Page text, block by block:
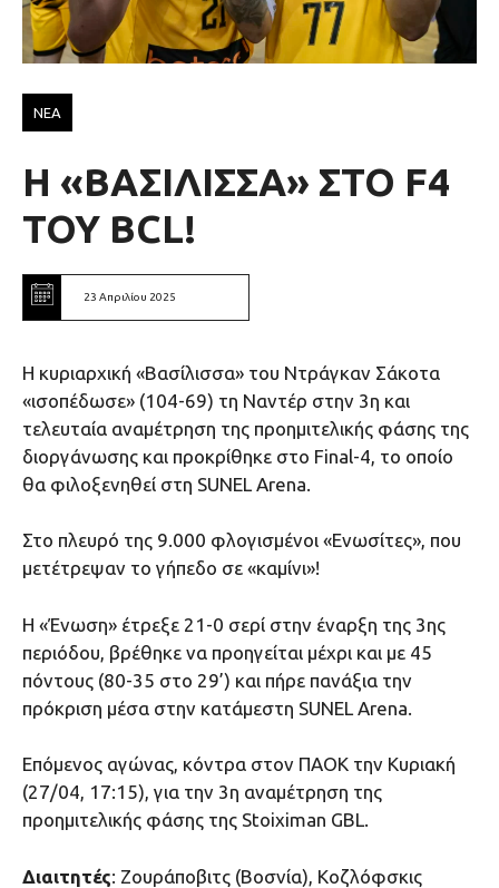
ΝΕΑ
Η «ΒΑΣΙΛΙΣΣΑ» ΣΤΟ F4
ΤΟΥ BCL!
23 Απριλίου 2025
Η κυριαρχική «Βασίλισσα» του Ντράγκαν Σάκοτα
«ισοπέδωσε» (104-69) τη Ναντέρ στην 3η και
τελευταία αναμέτρηση της προημιτελικής φάσης της
διοργάνωσης και προκρίθηκε στο Final-4, το οποίο
θα φιλοξενηθεί στη SUNEL Arena.
Στο πλευρό της 9.000 φλογισμένοι «Ενωσίτες», που
μετέτρεψαν το γήπεδο σε «καμίνι»!
Η «Ένωση» έτρεξε 21-0 σερί στην έναρξη της 3ης
περιόδου, βρέθηκε να προηγείται μέχρι και με 45
πόντους (80-35 στο 29’) και πήρε πανάξια την
πρόκριση μέσα στην κατάμεστη SUNEL Arena.
Επόμενος αγώνας, κόντρα στον ΠΑΟΚ την Κυριακή
(27/04, 17:15), για την 3η αναμέτρηση της
προημιτελικής φάσης της Stoiximan GBL.
Διαιτητές: Ζουράποβιτς (Βοσνία), Κοζλόφσκις